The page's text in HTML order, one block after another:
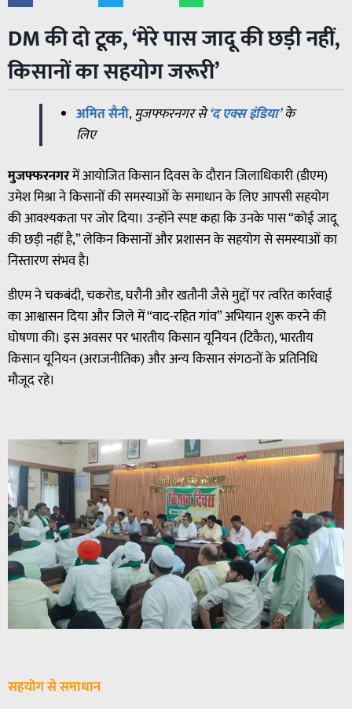
DM की दो टूक, ‘मेरे पास जादू की छड़ी नहीं,
किसानों का सहयोग जरूरी’
अमित सैनी,मुजफ्फरनगर से‘द एक्स इंडिया’के
लिए
मुजफ्फरनगरमें आयोजित किसान दिवस के दौरान जिलाधिकारी (डीएम)
उमेश मिश्रा ने किसानों की समस्याओं के समाधान के लिए आपसी सहयोग
की आवश्यकता पर जोर दिया। उन्होंने स्पष्ट कहा कि उनके पास “कोई जादू
की छड़ी नहीं है,” लेकिन किसानों और प्रशासन के सहयोग से समस्याओं का
निस्तारण संभव है।
डीएम ने चकबंदी, चकरोड, घरौनी और खतौनी जैसे मुद्दों पर त्वरित कार्रवाई
का आश्वासन दिया और जिले में “वाद-रहित गांव” अभियान शुरू करने की
घोषणा की। इस अवसर पर भारतीय किसान यूनियन (टिकैत), भारतीय
किसान यूनियन (अराजनीतिक) और अन्य किसान संगठनों के प्रतिनिधि
मौजूद रहे।
सहयोग से समाधान